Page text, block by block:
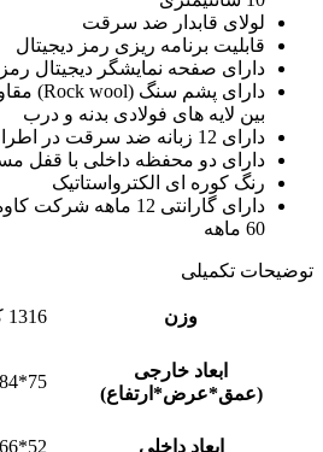
لولای قابدار ضد سرقت
قابلیت برنامه ریزی رمز دیجیتال
دارای صفحه نمایشگر دیجیتال
بین لایه های فولادی بدنه و درب
دارای 12 زبانه ضد سرقت در اطراف درب
دارای دو محفظه داخلی با قفل
رنگ کوره ای الکترواستاتیک
دارای گارانتی 12
60 ماهه
توضیحات تکمیلی
وزن 1316 کیلوگرم
ابعاد خارجی
(عمق*عرض*ارتفاع)
75*84*180
ابعاد داخلی 52*66*155